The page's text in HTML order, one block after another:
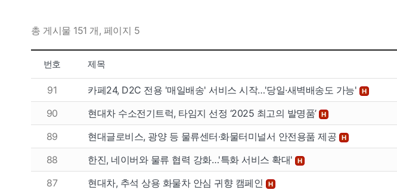
팔고
개인넘버
법인넘버
개인넘버
법인넘버
이용안내
총 게시물 151 개, 페이지 5
번호 제목
91 카페24, D2C 전용 '매일배송' 서비스 시작…'당일·새벽배송도 가능' H
90
현대차 수소전기트럭, 타임지 선정 ‘2025 최고의 발명품’ H
89
현대글로비스, 광양 등 물류센터·화물터미널서 안전용품 제공 H
88
한진, 네이버와 물류 협력 강화…'특화 서비스 확대' H
87
현대차, 추석 상용 화물차 안심 귀향 캠페인 H